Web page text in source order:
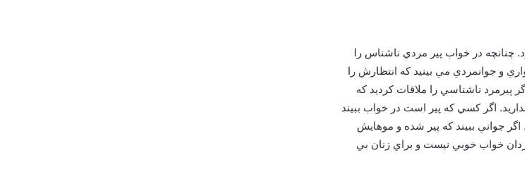
چنانچه در خواب پير مردي ناشناس را
و جوانمردي مي بينيد که انتظارش را
پيرمرد ناشناسي را ملاقات کرديد که
اگر کسي که پير است در خواب ببيند
جواني ببيند که پير شده و موهايش
خواب خوبي نيست و براي زنان بي